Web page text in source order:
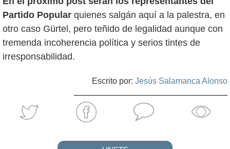
Partido Popular quienes salgán aquí a la palestra, en
otro caso Gürtel, pero teñido de legalidad aunque con
tremenda incoherencia política y serios tintes de
irresponsabilidad.
Escrito por: Jesús Salamanca Alonso